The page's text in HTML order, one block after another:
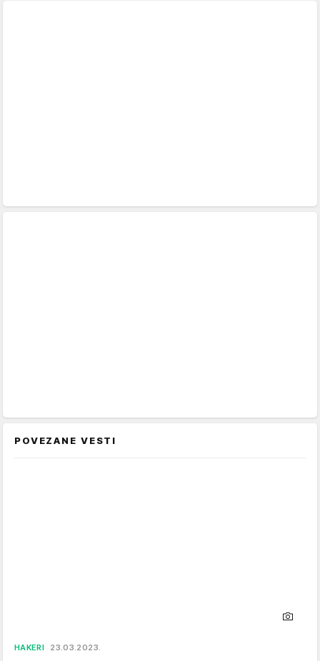
POVEZANE VESTI
HAKERI 23.03.2023.